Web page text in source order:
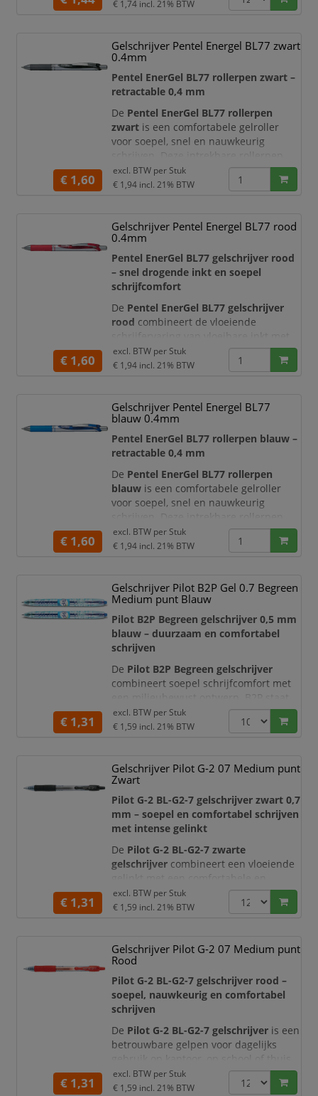
glijdt gemakkelijk over het papier en
0,7 mmschrijft u nauwkeurig en goed
leesbaar, zonder veel druk te hoeven
uitoefenen.
De ergonomisch vo
€ 1,74 incl. 21% BTW
Gelschrijver Pentel Energel BL77 zwart
0.4mm
Pentel EnerGel BL77 rollerpen zwart –
retractable 0,4 mm
De Pentel EnerGel BL77 rollerpen
zwart is een comfortabele gelroller
voor soepel, snel en nauwkeurig
schrijven. Deze intrekbare rollerpen
combineert het vloeiende schrijfgevoel
van vloeibare inkt met de controle van
die geschikt zijn voor notities,
formulieren, agenda’s, rapporten en
dagelijks kantoorwerk
€ 1,60
excl. BTW per Stuk
€ 1,94 incl. 21% BTW
Gelschrijver Pentel Energel BL77 rood
0.4mm
Pentel EnerGel BL77 gelschrijver rood
– snel drogende inkt en soepel
schrijfcomfort
De Pentel EnerGel BL77 gelschrijver
rood combineert de vloeiende
schrijfervaring van vloeibare inkt met
het gebruiksgemak van een moderne
gelpen. De speciale EnerGel-inkt heeft
heldere, gelijkmatige rode lijn
produceert. Dankzij de snel drogende
formule is de kans op vlekken en
uitvegen
€ 1,60
excl. BTW per Stuk
€ 1,94 incl. 21% BTW
Gelschrijver Pentel Energel BL77
blauw 0.4mm
Pentel EnerGel BL77 rollerpen blauw –
retractable 0,4 mm
De Pentel EnerGel BL77 rollerpen
blauw is een comfortabele gelroller
voor soepel, snel en nauwkeurig
schrijven. Deze intrekbare rollerpen
combineert het vloeiende schrijfgevoel
van vloeibare inkt met de controle van
die geschikt zijn voor notities,
formulieren, agenda’s, rapporten en
dagelijks kantoorwerk
€ 1,60
excl. BTW per Stuk
€ 1,94 incl. 21% BTW
Gelschrijver Pilot B2P Gel 0.7 Begreen
Medium punt Blauw
Pilot B2P Begreen gelschrijver 0,5 mm
blauw – duurzaam en comfortabel
schrijven
De Pilot B2P Begreen gelschrijver
combineert soepel schrijfcomfort met
een milieubewust ontwerp. B2P staat
voor“Bottle to Pen”
: de transparante
houder is geïnspireerd op de vorm van
flessen. Zo kiest u voor een duurzame
gelpen zonder in te leveren op
schrijfkwaliteit.
De blauwe gelinkt zorgt voo
€ 1,31
excl. BTW per Stuk
€ 1,59 incl. 21% BTW
Gelschrijver Pilot G-2 07 Medium punt
Zwart
Pilot G-2 BL-G2-7 gelschrijver zwart 0,7
mm – soepel en comfortabel schrijven
met intense gelinkt
De Pilot G-2 BL-G2-7 zwarte
gelschrijver combineert een vloeiende
gelinkt met een comfortabele en
nauwkeurige schrijfervaring. De
medium punt van 0,7 mm zorgt voor
geschikt voor dagelijkse notities,
formulieren, verslagen,
correspondentie en administratief
schrijfwerk.
De ergo
€ 1,31
excl. BTW per Stuk
€ 1,59 incl. 21% BTW
Gelschrijver Pilot G-2 07 Medium punt
Rood
Pilot G-2 BL-G2-7 gelschrijver rood –
soepel, nauwkeurig en comfortabel
schrijven
De Pilot G-2 BL-G2-7 gelschrijver is een
betrouwbare gelpen voor dagelijks
gebruik op kantoor, op school of thuis.
De hoogwaardige rode gelinkt vloeit
gelijkmatig over het papier en zorgt
€ 1,31
excl. BTW per Stuk
€ 1,59 incl. 21% BTW